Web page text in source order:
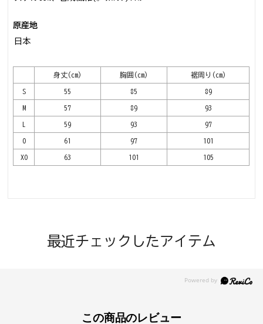
原産地
日本
身丈(cm) 胸囲(cm) 裾周り(cm)
S 55 85 89
M 57 89 93
59 93 97
O 61 97 101
XO 63 101 105
最近チェックしたアイテム
この商品のレビュー